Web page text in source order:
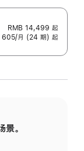
RMB 14,499 起
605/月 (24 期) 起
。